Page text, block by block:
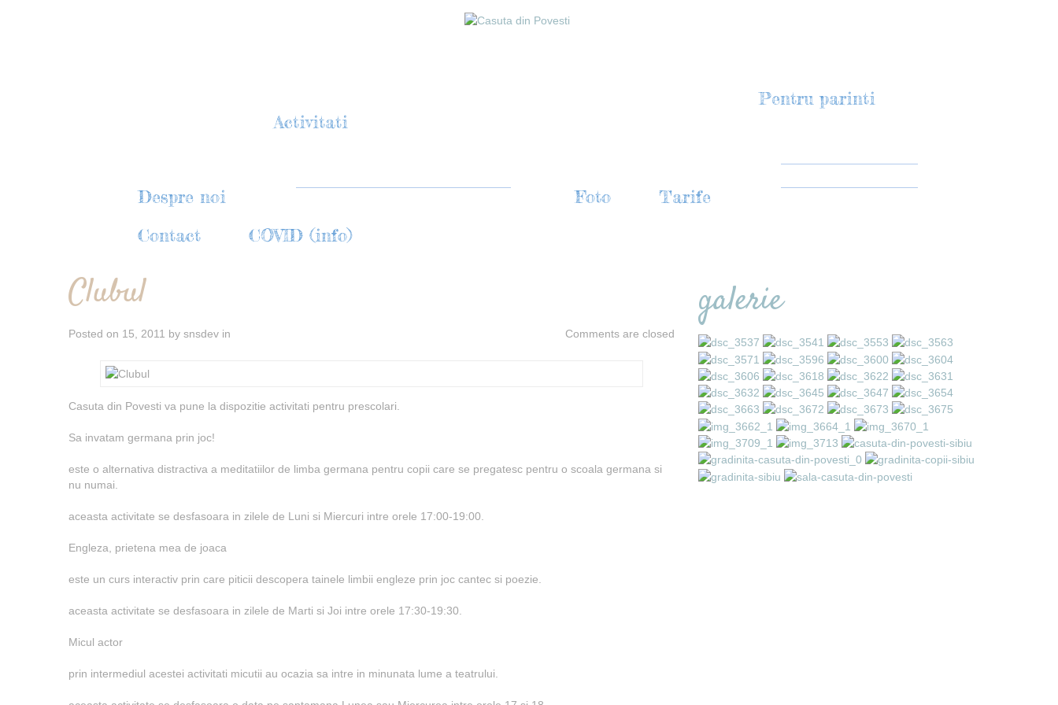
Despre noi
Activitati
Foto Tarife
Pentru parinti
Contact COVID (info)
Clubul
Posted on 15, 2011 by snsdev in Comments are closed
Casuta din Povesti va pune la dispozitie activitati pentru prescolari.
Sa invatam germana prin joc!
este o alternativa distractiva a meditatiilor de limba germana pentru copii care se pregatesc pentru o scoala germana si
nu numai.
aceasta activitate se desfasoara in zilele de Luni si Miercuri intre orele 17:00-19:00.
Engleza, prietena mea de joaca
este un curs interactiv prin care piticii descopera tainele limbii engleze prin joc cantec si poezie.
aceasta activitate se desfasoara in zilele de Marti si Joi intre orele 17:30-19:30.
Micul actor
prin intermediul acestei activitati micutii au ocazia sa intre in minunata lume a teatrului.
galerie